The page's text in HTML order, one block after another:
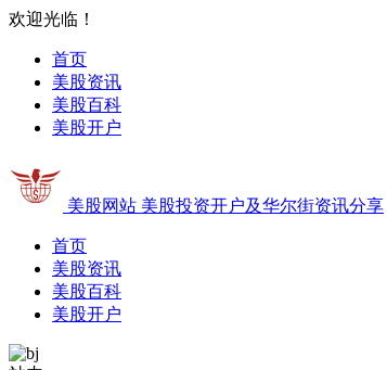
欢迎光临！
首页
美股资讯
美股百科
美股开户
美股网站 美股投资开户及华尔街资讯分享
首页
美股资讯
美股百科
美股开户